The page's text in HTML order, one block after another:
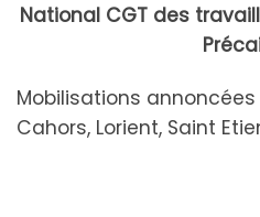
National CGT des
Mobilisations
Cahors, Lorient, Saint